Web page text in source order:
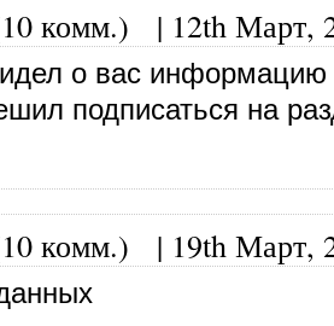
комм.) | 12th Март,
о вас информацию
подписаться на
комм.) | 19th Март,